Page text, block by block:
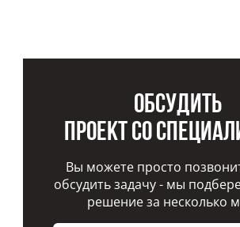
Обсудить
проект со
Вы можете просто
обсудить задачу - мы
решение за несколько